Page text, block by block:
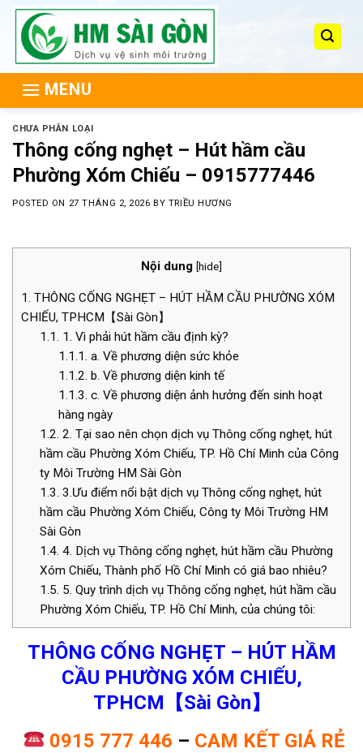
Skip
content
MENU
CHƯA PHÂN LOẠI
Thông cống nghẹt – Hút hầm cầu
Phường Xóm Chiếu – 0915777446
POSTED ON 27 THÁNG 2, 2026 BY TRIỀU HƯƠNG
Nội dung [hide]
1. THÔNG CỐNG NGHẸT – HÚT HẦM CẦU PHƯỜNG XÓM
CHIẾU, TPHCM【Sài Gòn】
1.1. 1. Vì phải hút hầm cầu định kỳ?
1.1.1. a. Về phương diện sức khỏe
1.1.2. b. Về phương diện kinh tế
1.1.3. c. Về phương diện ảnh hưởng đến sinh hoạt
hàng ngày
1.2. 2. Tại sao nên chọn dịch vụ Thông cống nghẹt, hút
hầm cầu Phường Xóm Chiếu, TP. Hồ Chí Minh của Công
ty Môi Trường HM Sài Gòn
1.3. 3.Ưu điểm nổi bật dịch vụ Thông cống nghẹt, hút
hầm cầu Phường Xóm Chiếu, Công ty Môi Trường HM
Sài Gòn
1.4. 4. Dịch vụ Thông cống nghẹt, hút hầm cầu Phường
Xóm Chiếu, Thành phố Hồ Chí Minh có giá bao nhiêu?
1.5. 5. Quy trình dịch vụ Thông cống nghẹt, hút hầm cầu
Phường Xóm Chiếu, TP. Hồ Chí Minh, của chúng tôi:
THÔNG CỐNG NGHẸT – HÚT HẦM
CẦU PHƯỜNG XÓM CHIẾU,
TPHCM 【Sài Gòn】
0915 777 446 – CAM KẾT GIÁ RẺ